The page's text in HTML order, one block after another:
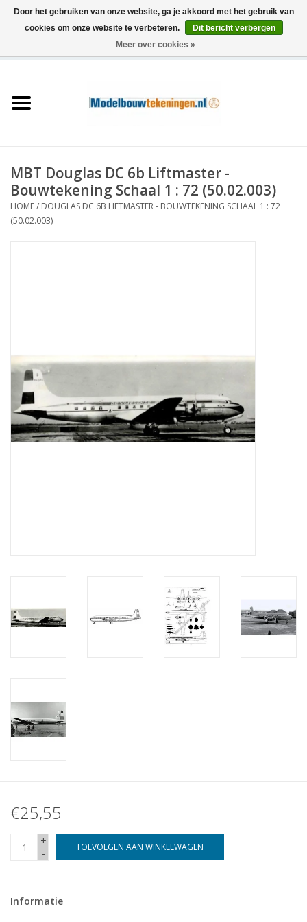
Schepen
Houtbouw
Scenery
Nieuwe tekeningen
NIEUWE TIJDSCHRIFTEN
MBT Douglas DC 6b Liftmaster -
Bouwtekening Schaal 1 : 72 (50.02.003)
HOME/ DOUGLAS DC 6B LIFTMASTER - BOUWTEKENING SCHAAL 1 : 72
(50.02.003)
€25,55
+
-
TOEVOEGEN AAN WINKELWAGEN
Informatie
Door het gebruiken van onze website, ga je akkoord met het gebruik van
cookies om onze website te verbeteren.
Dit bericht verbergen
Meer over cookies »